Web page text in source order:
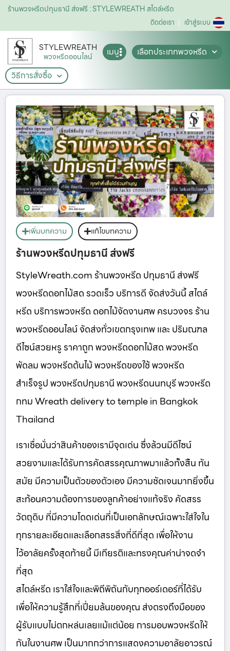
ร้านพวงหรีดปทุมธานี ส่งฟรี : STYLEWREATH สไตล์หรีด
ติดต่อเรา เข้าสู่ระบบ
STYLEWREATH
พวงหรีดออนไลน์ เมนู
เลือกประเภทพวงหรีด
วิธีการสั่งซื้อ
เพิ่มบทความ แก้ไขบทความ
ร้านพวงหรีดปทุมธานี ส่งฟรี
StyleWreath.com ร้านพวงหรีด ปทุมธานี ส่งฟรี
พวงหรีดดอกไม้สด รวดเร็ว บริการดี จัดส่งวันนี้ สไตล์
หรีด บริการพวงหรีด ดอกไม้จัดงานศพ ครบวงจร ร้าน
พวงหรีดออนไลน์ จัดส่งทั่วเขตกรุงเทพ และ ปริมณฑล
ดีไซน์สวยหรู ราคาถูก พวงหรีดดอกไม้สด พวงหรีด
พัดลม พวงหรีดต้นไม้ พวงหรีดของใช้ พวงหรีด
สำเร็จรูป พวงหรีดปทุมธานี พวงหรีดนนทบุรี พวงหรีด
กทม Wreath delivery to temple in Bangkok
Thailand
เราเชื่อมั่นว่าสินค้าของเรามีจุดเด่น ซึ่งล้วนมีดีไซน์
สวยงามและได้รับการคัดสรรคุณภาพมาแล้วทั้งสิ้น ทัน
สมัย มีความเป็นตัวของตัวเอง มีความชัดเจนมากยิ่งขึ้น
สะท้อนความต้องการของลูกค้าอย่างแท้จริง คัดสรร
วัตถุดิบ ที่มีความโดดเด่นที่เป็นเอกลักษณ์เฉพาะใส่ใจใน
ทุกรายละเอียดและเลือกสรรสิ่งที่ดีที่สุด เพื่อให้งาน
ไว้อาลัยครั้งสุดท้ายนี้ มีเกียรติและทรงคุณค่าน่าจดจำ
ที่สุด
สไตล์หรีด เราใส่ใจและพิถีพิถันกับทุกออร์เดอร์ที่ได้รับ
เพื่อให้ความรู้สึกที่เปี่ยมล้นของคุณ ส่งตรงถึงมือของ
ผู้รับแบบไม่ตกหล่นเลยแม้แต่น้อย การมอบพวงหรีดให้
กันในงานศพ เป็นมากกว่าการแสดงความอาลัยอาวรณ์